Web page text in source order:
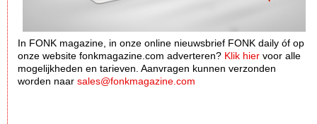
In FONK magazine, in onze online nieuwsbrief FONK daily óf op
onze website fonkmagazine.com adverteren? Klik hier voor alle
mogelijkheden en tarieven. Aanvragen kunnen verzonden
worden naar sales@fonkmagazine.com